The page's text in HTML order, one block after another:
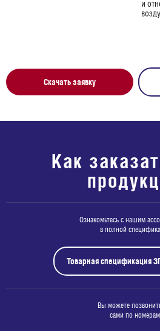
и
Скачать заявку
Как
Ознакомьтесь с нашим
в полной
Товарная спецификация
Вы можете
сами по